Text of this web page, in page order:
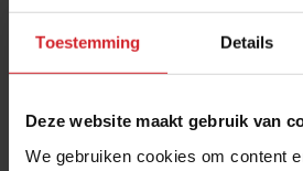
Toestemming Details
Deze website maakt gebruik van
We gebruiken cookies om content